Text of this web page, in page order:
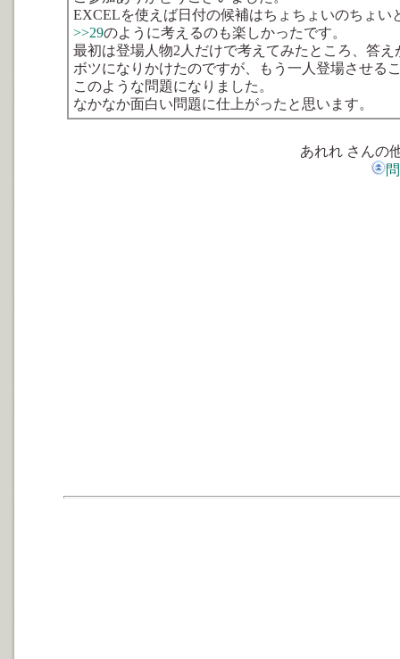
EXCELを使えば日付の候補はちょちょいのちょい
>>29のように考えるのも楽しかったです。
最初は登場人物2人だけで考えてみたところ、答
ボツになりかけたのですが、もう一人登場させる
このような問題になりました。
なかなか面白い問題に仕上がったと思います。
あれれ さんの